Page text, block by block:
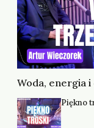
Woda, energia
Piękno